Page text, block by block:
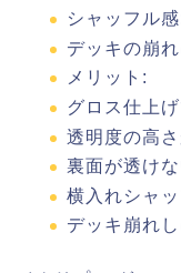
シャッフ
デッキの
メリット:
グロス仕上
透明度の高
裏面が透け
横入れシャ
デッキ崩れ